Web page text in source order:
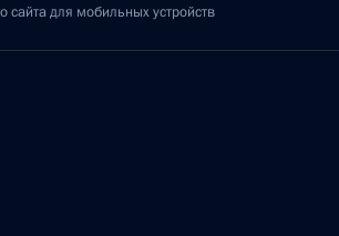
сайта для мобильных устройств